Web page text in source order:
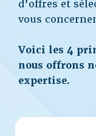
d’offres et
vous
Voici les 4
nous offrons
expertise.